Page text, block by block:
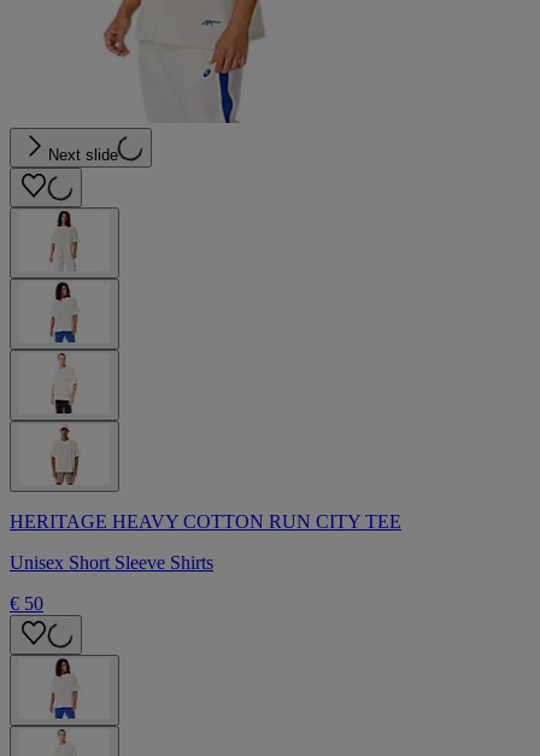
Next slide
HERITAGE HEAVY COTTON RUN CITY TEE
Unisex Short Sleeve Shirts
€ 50